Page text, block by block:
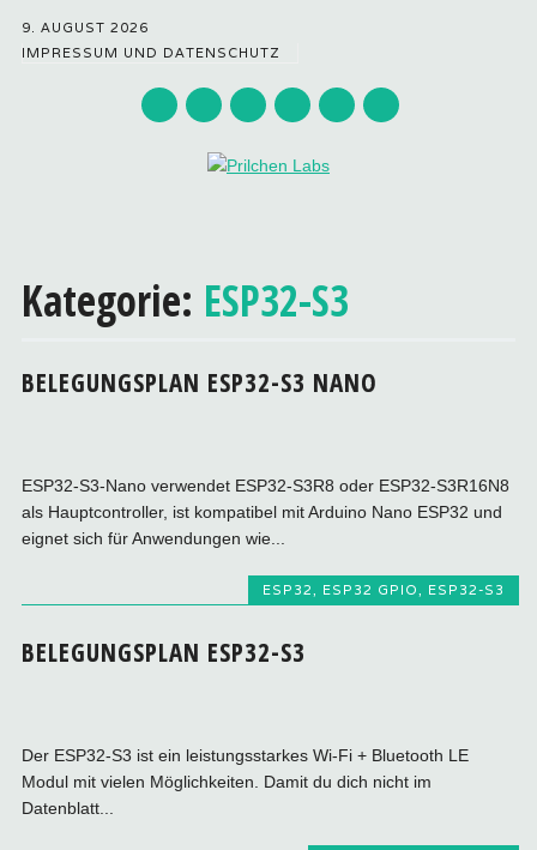
9. AUGUST 2026
IMPRESSUM UND DATENSCHUTZ
springen
Kategorie: ESP32-S3
BELEGUNGSPLAN ESP32-S3 NANO
ESP32-S3-Nano verwendet ESP32-S3R8 oder ESP32-S3R16N8
als Hauptcontroller, ist kompatibel mit Arduino Nano ESP32 und
eignet sich für Anwendungen wie...
ESP32, ESP32 GPIO, ESP32-S3
BELEGUNGSPLAN ESP32-S3
Der ESP32‑S3 ist ein leistungsstarkes Wi‑Fi + Bluetooth LE
Modul mit vielen Möglichkeiten. Damit du dich nicht im
Datenblatt...